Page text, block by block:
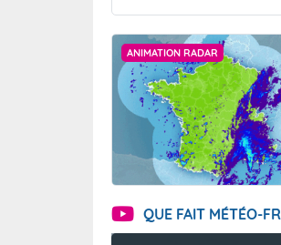
ANIMATION RADAR
QUE FAIT MÉTÉO-